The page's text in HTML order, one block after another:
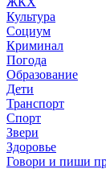
Культура
Социум
Криминал
Погода
Образование
Дети
Транспорт
Спорт
Звери
Здоровье
Говори и пиши